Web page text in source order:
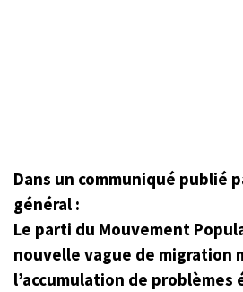
Dans un communiqué publié
général :
Le parti du Mouvement
nouvelle vague de migration
l’accumulation de problèmes